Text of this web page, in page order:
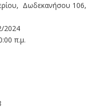
Δωδεκανήσου 106,
2024
π.μ.